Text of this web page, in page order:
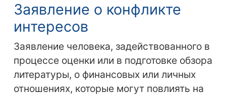
Заявление о конфликте
интересов
Заявление человека, задействованного в
процессе оценки или в подготовке обзора
литературы, о финансовых или личных
отношениях, которые могут повлиять на